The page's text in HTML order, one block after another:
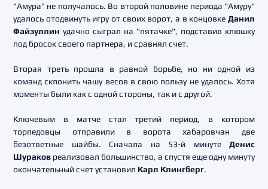
"Амура" не получалось. Во второй половине периода "Амуру"
удалось отодвинуть игру от своих ворот, а в концовке Данил
Файзуллин удачно сыграл на "пятачке", подставив клюшку
под бросок своего партнера, и сравнял счет.
Вторая треть прошла в равной борьбе, но ни одной из
команд склонить чашу весов в свою пользу не удалось. Хотя
моменты были как с одной стороны, так и с другой.
Ключевым в матче стал третий период, в котором
торпедовцы отправили в ворота хабаровчан две
безответные шайбы. Сначала на 53-й минуте Денис
Шураков реализовал большинство, а спустя еще одну минуту
окончательный счет установил Карл Клингберг.